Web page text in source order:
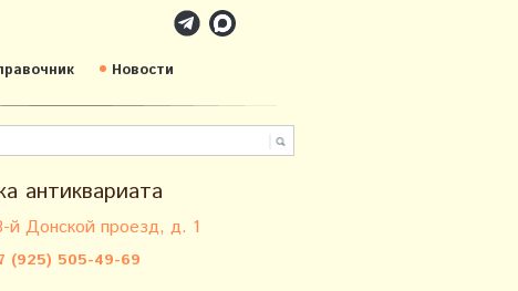
Новости
антиквариата
й Донской проезд, д. 1
(925) 505-49-69